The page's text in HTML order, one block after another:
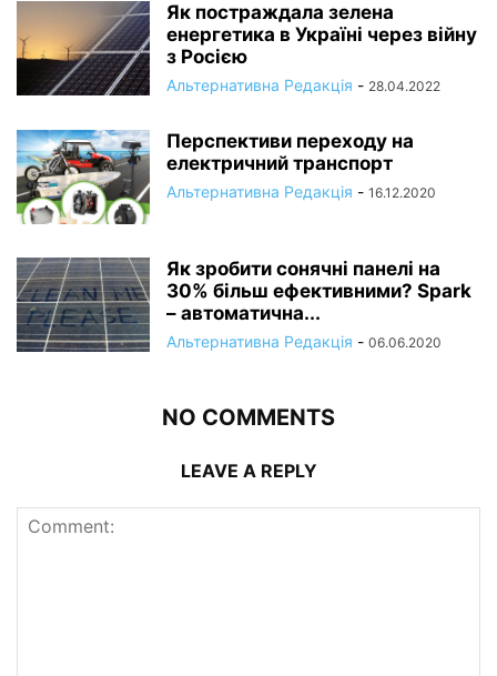
Як постраждала зелена
енергетика в Україні через війну
з Росією
Альтернативна Редакція - 28.04.2022
Перспективи переходу на
електричний транспорт
Альтернативна Редакція - 16.12.2020
Як зробити сонячні панелі на
30% більш ефективними? Spark
– автоматична...
Альтернативна Редакція - 06.06.2020
NO COMMENTS
LEAVE A REPLY